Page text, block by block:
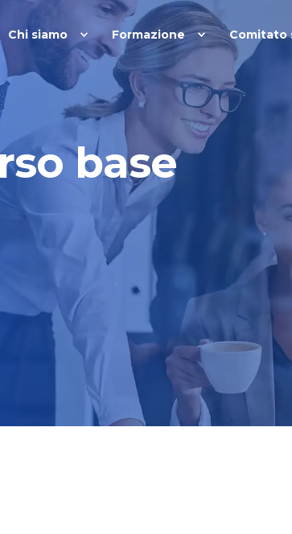
Chi siamo Formazione Comitato
base